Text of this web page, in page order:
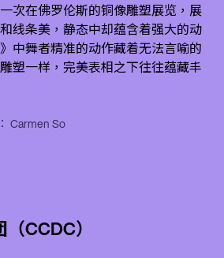
次在佛罗伦斯的铜像雕塑展览，展
线条美，静态中却蕴含着强大的动
中舞者精准的动作藏着无法言喻的
塑一样，完美表相之下往往蕴藏丰
Carmen So
CCDC）